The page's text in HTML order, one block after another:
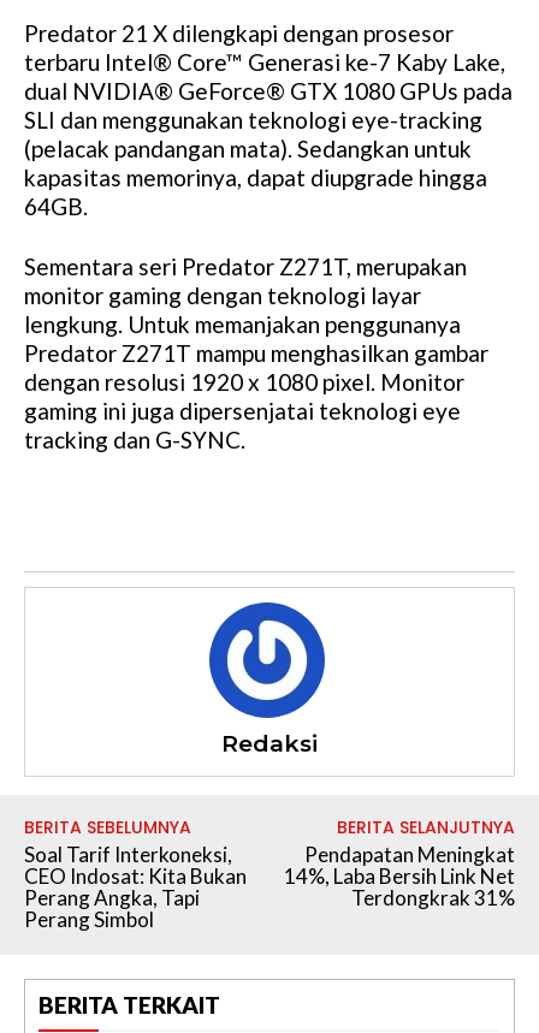
Predator 21 X dilengkapi dengan prosesor
terbaru Intel® Core™ Generasi ke-7 Kaby Lake,
dual NVIDIA® GeForce® GTX 1080 GPUs pada
SLI dan menggunakan teknologi eye-tracking
(pelacak pandangan mata). Sedangkan untuk
kapasitas memorinya, dapat diupgrade hingga
64GB.
Sementara seri Predator Z271T, merupakan
monitor gaming dengan teknologi layar
lengkung. Untuk memanjakan penggunanya
Predator Z271T mampu menghasilkan gambar
dengan resolusi 1920 x 1080 pixel. Monitor
gaming ini juga dipersenjatai teknologi eye
tracking dan G-SYNC.
Redaksi
BERITA SEBELUMNYA
Soal Tarif Interkoneksi,
CEO Indosat: Kita Bukan
Perang Angka, Tapi
Perang Simbol
BERITA SELANJUTNYA
Pendapatan Meningkat
14%, Laba Bersih Link Net
Terdongkrak 31%
BERITA TERKAIT